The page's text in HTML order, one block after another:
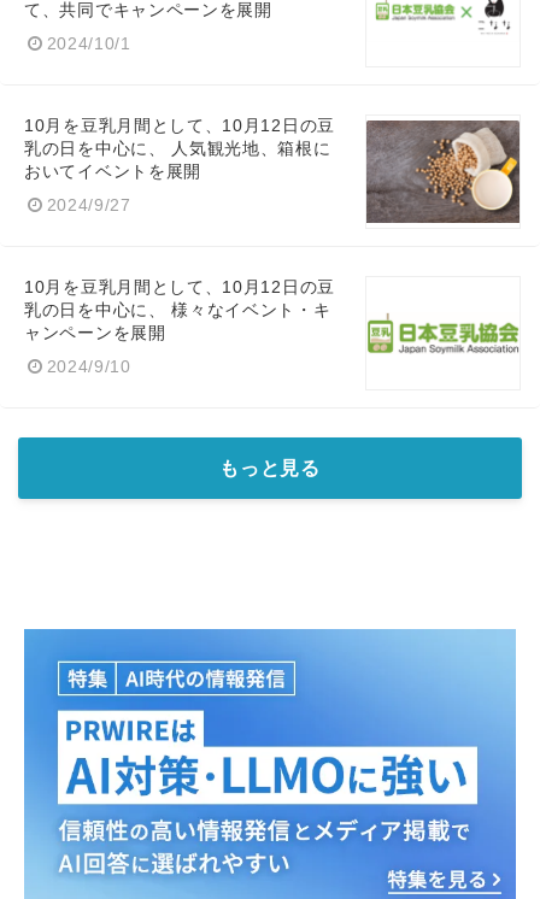
て、共同でキャンペーンを展開
2024/10/1
10月を豆乳月間として、10月12日の豆
乳の日を中心に、 人気観光地、箱根に
おいてイベントを展開
2024/9/27
10月を豆乳月間として、10月12日の豆
乳の日を中心に、 様々なイベント・キ
ャンペーンを展開
2024/9/10
もっと見る